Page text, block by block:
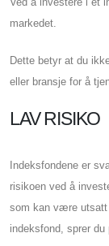
markedet.
Dette betyr at du
eller bransje for å
LAV RISIKO
Indeksfondene er
risikoen ved å
som kan være utsatt
indeksfond, sprer du